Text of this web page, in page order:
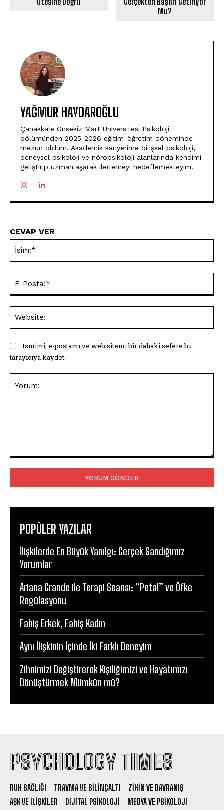
Mu?
YAĞMUR HAYDAROĞLU
Çanakkale Onsekiz Mart Üniversitesi Psikoloji
bölümünden 2025-2026 eğitim-öğretim döneminde
mezun oldum. Akademik kariyerime bilişsel psikoloji,
deneysel psikoloji ve nöropsikoloji alanlarında kendimi
geliştirip uzmanlaşarak ilerlemeyi hedeflemekteyim.
CEVAP VER
Ismimi, e-postamı ve web sitemi bir dahaki sefere bu
tarayıcıya kaydet.
POPÜLER YAZILAR
İlişkilerde En Büyük Yanılgı: Gerçek Sandığımız
Yorumlar
Ariana Grande ile Terapi Seansı: “Petal” ve Öfke
Regülasyonu
Fahiş Erkek, Fahiş Kadın
Aynı İlişkinin İçinde İki Farklı Deneyim
Zihnimizi Değiştirerek Kişiliğimizi ve Hayatımızı
Dönüştürmek Mümkün mü?
PSYCHOLOGY TIMES
RUH SAĞLIĞI TRAVMA VE BILINÇALTI
ZIHIN VE DAVRANIŞ
AŞK VE İLIŞKILER
DIJITAL PSIKOLOJI
MEDYA VE PSIKOLOJI